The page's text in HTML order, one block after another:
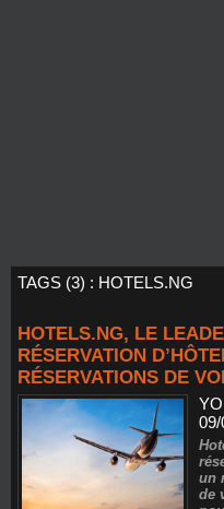
TAGS (3) : HOTELS.NG
HOTELS.NG, LE
RÉSERVATION
RÉSERVATIONS DE
un
de